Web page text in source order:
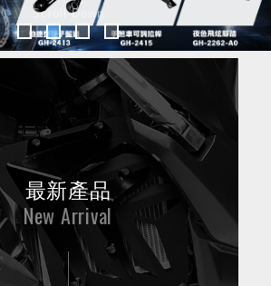
Scroll Down
最新產品
New Arrival